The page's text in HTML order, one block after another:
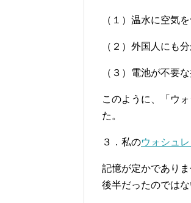
（１）温水に空気
（２）外国人にも
（３）電池が不要
このように、「ウ
た。
３．私のウォシュ
記憶が定かであり
後半だったのではな